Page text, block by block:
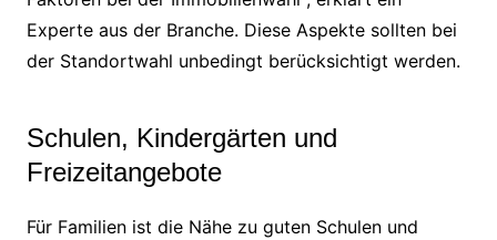
Experte aus der Branche. Diese Aspekte sollten bei
der Standortwahl unbedingt berücksichtigt werden.
Schulen, Kindergärten und
Freizeitangebote
Für Familien ist die Nähe zu guten Schulen und